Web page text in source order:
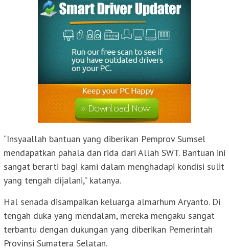
“Insyaallah bantuan yang diberikan Pemprov Sumsel
mendapatkan pahala dan rida dari Allah SWT. Bantuan ini
sangat berarti bagi kami dalam menghadapi kondisi sulit
yang tengah dijalani,” katanya.
Hal senada disampaikan keluarga almarhum Aryanto. Di
tengah duka yang mendalam, mereka mengaku sangat
terbantu dengan dukungan yang diberikan Pemerintah
Provinsi Sumatera Selatan.